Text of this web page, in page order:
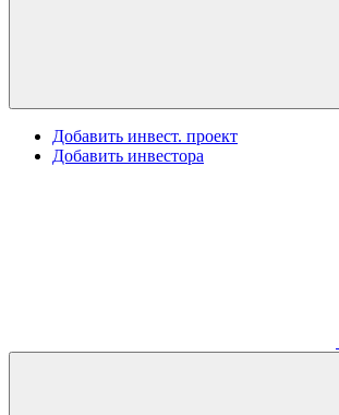
Добавить инвест. проект
Добавить инвестора